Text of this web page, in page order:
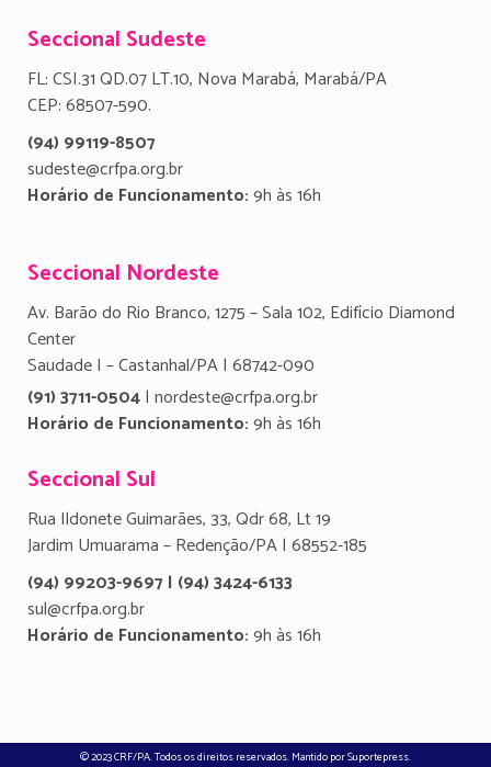
Seccional Sudeste
FL: CSI.31 QD.07 LT.10, Nova Marabá, Marabá/PA
CEP: 68507-590.
(94) 99119-8507
sudeste@crfpa.org.br
Horário de Funcionamento:9h às 16h
Seccional Nordeste
Av. Barão do Rio Branco, 1275 – Sala 102, Edifício Diamond
Center
Saudade I – Castanhal/PA | 68742-090
(91) 3711-0504| nordeste@crfpa.org.br
Horário de Funcionamento:9h às 16h
Seccional Sul
Rua Ildonete Guimarães, 33, Qdr 68, Lt 19
Jardim Umuarama – Redenção/PA | 68552-185
(94) 99203-9697 | (94) 3424-6133
sul@crfpa.org.br
Horário de Funcionamento:9h às 16h
© 2023 CRF/PA. Todos os direitos reservados. Mantido porSuportepress.